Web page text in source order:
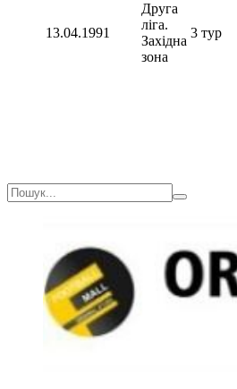
13.04.1991
Друга
ліга.
Західна
зона
3 тур